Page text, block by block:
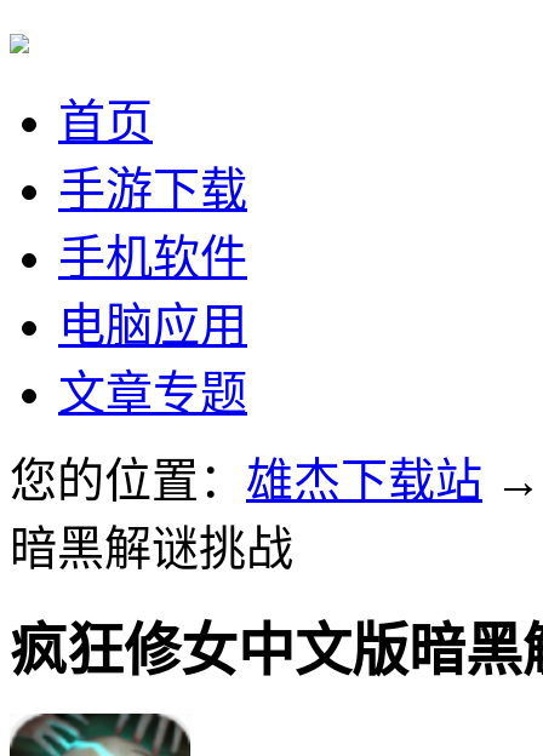
首页
手游下载
手机软件
电脑应用
文章专题
您的位置： 雄杰下载站
暗黑解谜挑战
疯狂修女中文版暗黑